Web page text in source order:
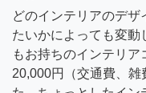
どのインテリアのデ
たいかによっても変動
もお持ちのインテリア
20,000円（交通費、雑